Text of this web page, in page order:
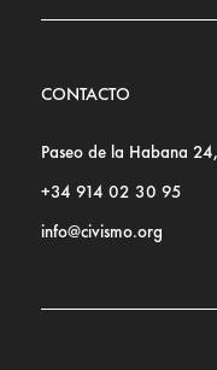
CONTACTO
Paseo de la Habana
+34 914 02 30 95
info@civismo.org